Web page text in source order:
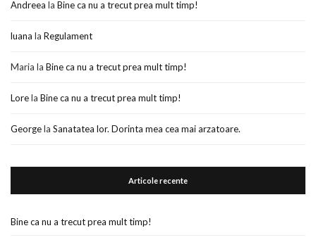
Andreea la Bine ca nu a trecut prea mult timp!
luana la Regulament
Maria la Bine ca nu a trecut prea mult timp!
Lorela Bine ca nu a trecut prea mult timp!
Georgela Sanatatea lor. Dorinta mea cea mai arzatoare.
Articole recente
Bine ca nu a trecut prea mult timp!